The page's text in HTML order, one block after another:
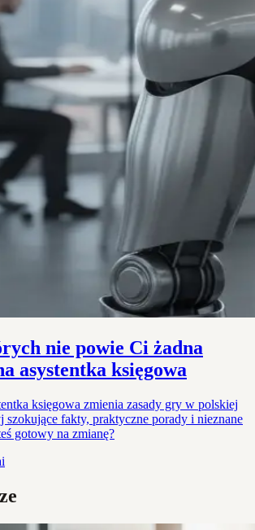
nie powie Ci żadna
asystentka księgowa
księgowa zmienia zasady gry w polskiej
fakty, praktyczne porady i nieznane
gotowy na zmianę?